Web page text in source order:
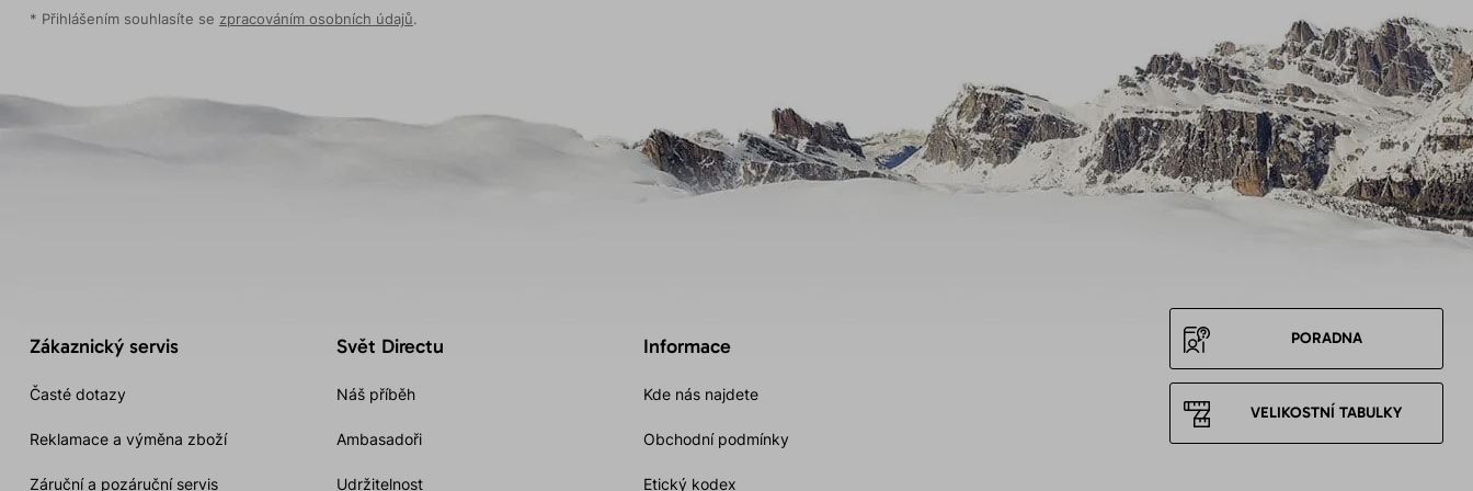
* Přihlášením souhlasíte se zpracováním osobních údajů.
Zákaznický servis
Časté dotazy
Reklamace a výměna zboží
Záruční a pozáruční servis
Svět Directu
Náš příběh
Ambasadoři
Udržitelnost
Informace
Kde nás najdete
Obchodní podmínky
Etický kodex
PORADNA
VELIKOSTNÍ TABULKY